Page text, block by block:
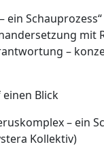
ein
mit
–
Blick
– ein
Kollektiv)